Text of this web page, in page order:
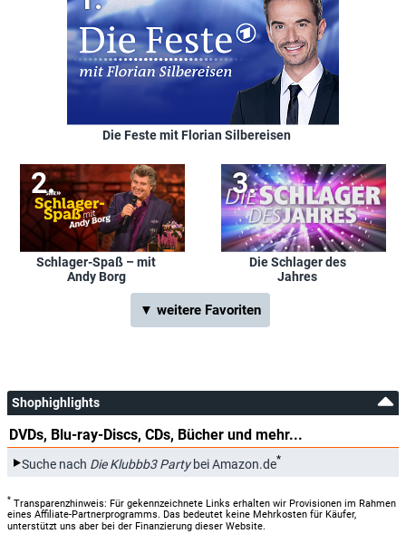
Die Feste mit Florian Silbereisen
Schlager-Spaß – mit
Andy Borg
Die Schlager des
Jahres
▼ weitere Favoriten
Shophighlights
DVDs, Blu-ray-Discs, CDs, Bücher und mehr...
Suche nach Die Klubbb3 Partybei Amazon.de*
* Transparenzhinweis: Für gekennzeichnete Links erhalten wir Provisionen im Rahmen
eines Affiliate-Partnerprogramms. Das bedeutet keine Mehrkosten für Käufer,
unterstützt uns aber bei der Finanzierung dieser Website.